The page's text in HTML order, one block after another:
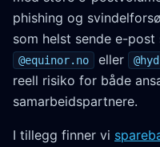
phishing og
som helst sende e-
@equinor.no eller
reell risiko for både
samarbeidspartnere.
I tillegg finner vi